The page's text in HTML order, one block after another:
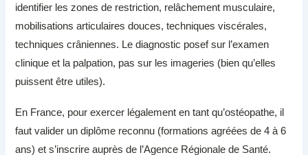
identifier les zones de restriction, relâchement musculaire,
mobilisations articulaires douces, techniques viscérales,
techniques crâniennes. Le diagnostic posef sur l’examen
clinique et la palpation, pas sur les imageries (bien qu’elles
puissent être utiles).
En France, pour exercer légalement en tant qu’ostéopathe, il
faut valider un diplôme reconnu (formations agréées de 4 à 6
ans) et s’inscrire auprès de l’Agence Régionale de Santé.